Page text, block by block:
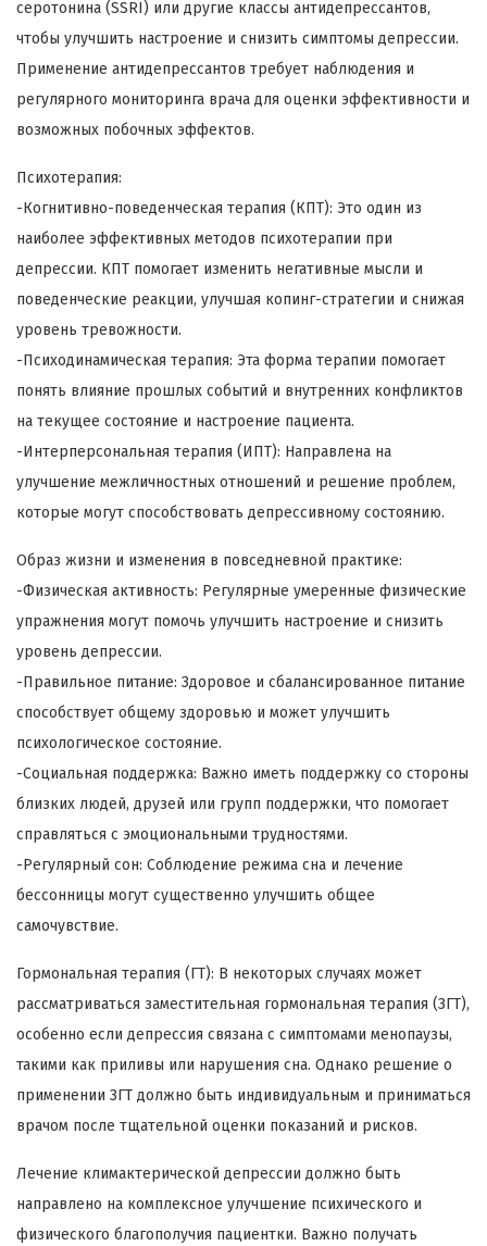
серотонина (SSRI) или другие классы антидепрессантов,
чтобы улучшить настроение и снизить симптомы депрессии.
Применение антидепрессантов требует наблюдения и
регулярного мониторинга врача для оценки эффективности и
возможных побочных эффектов.
Психотерапия:
-Когнитивно-поведенческая терапия (КПТ): Это один из
наиболее эффективных методов психотерапии при
депрессии. КПТ помогает изменить негативные мысли и
поведенческие реакции, улучшая копинг-стратегии и снижая
уровень тревожности.
-Психодинамическая терапия: Эта форма терапии помогает
понять влияние прошлых событий и внутренних конфликтов
на текущее состояние и настроение пациента.
-Интерперсональная терапия (ИПТ): Направлена на
улучшение межличностных отношений и решение проблем,
которые могут способствовать депрессивному состоянию.
Образ жизни и изменения в повседневной практике:
-Физическая активность: Регулярные умеренные физические
упражнения могут помочь улучшить настроение и снизить
уровень депрессии.
-Правильное питание: Здоровое и сбалансированное питание
способствует общему здоровью и может улучшить
психологическое состояние.
-Социальная поддержка: Важно иметь поддержку со стороны
близких людей, друзей или групп поддержки, что помогает
справляться с эмоциональными трудностями.
-Регулярный сон: Соблюдение режима сна и лечение
бессонницы могут существенно улучшить общее
самочувствие.
Гормональная терапия (ГТ): В некоторых случаях может
рассматриваться заместительная гормональная терапия (ЗГТ),
особенно если депрессия связана с симптомами менопаузы,
такими как приливы или нарушения сна. Однако решение о
применении ЗГТ должно быть индивидуальным и приниматься
врачом после тщательной оценки показаний и рисков.
Лечение климактерической депрессии должно быть
направлено на комплексное улучшение психического и
физического благополучия пациентки. Важно получать